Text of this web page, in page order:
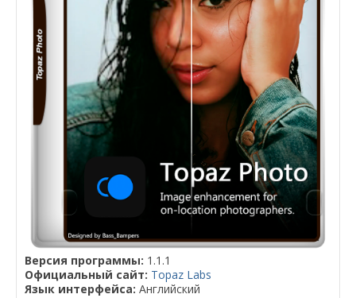
Версия программы: 1.1.1
Официальный сайт: Topaz Labs
Язык интерфейса: Английский